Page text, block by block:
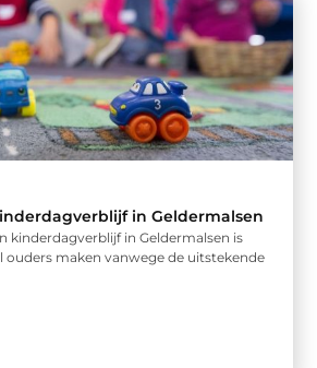
in Geldermalsen
kinderdagverblijf in Geldermalsen is
ouders maken vanwege de uitstekende